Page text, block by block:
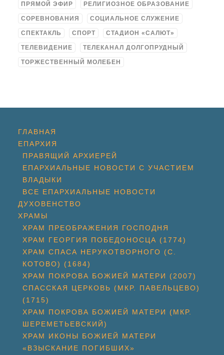
ПРЯМОЙ ЭФИР РЕЛИГИОЗНОЕ ОБРАЗОВАНИЕ
СОРЕВНОВАНИЯ СОЦИАЛЬНОЕ СЛУЖЕНИЕ
СПЕКТАКЛЬ СПОРТ СТАДИОН «САЛЮТ»
ТЕЛЕВИДЕНИЕ ТЕЛЕКАНАЛ ДОЛГОПРУДНЫЙ
ТОРЖЕСТВЕННЫЙ МОЛЕБЕН
ГЛАВНАЯ
ЕПАРХИЯ
ПРАВЯЩИЙ АРХИЕРЕЙ
ЕПАРХИАЛЬНЫЕ НОВОСТИ С УЧАСТИЕМ
ВЛАДЫКИ
ВСЕ ЕПАРХИАЛЬНЫЕ НОВОСТИ
ДУХОВЕНСТВО
ХРАМЫ
ХРАМ ПРЕОБРАЖЕНИЯ ГОСПОДНЯ
ХРАМ ГЕОРГИЯ ПОБЕДОНОСЦА (1774)
ХРАМ СПАСА НЕРУКОТВОРНОГО (С.
КОТОВО) (1684)
ХРАМ ПОКРОВА БОЖИЕЙ МАТЕРИ (2007)
СПАССКАЯ ЦЕРКОВЬ (МКР. ПАВЕЛЬЦЕВО)
(1715)
ХРАМ ПОКРОВА БОЖИЕЙ МАТЕРИ (МКР.
ШЕРЕМЕТЬЕВСКИЙ)
ХРАМ ИКОНЫ БОЖИЕЙ МАТЕРИ
«ВЗЫСКАНИЕ ПОГИБШИХ»